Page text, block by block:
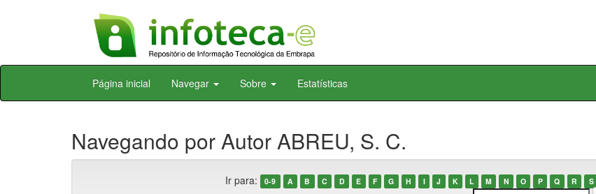
Skip
Página inicial Navegar Sobre Estatísticas
Navegando por Autor ABREU, S. C.
Ir para: 0-9 A B C D E F G H I J K L M N O P Q R S